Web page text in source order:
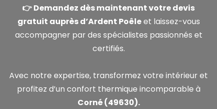
👉 Demandez dès maintenant votre devis
gratuit auprès d’Ardent Poêleet laissez-vous
accompagner par des spécialistes passionnés et
certifiés.
Avec notre expertise, transformez votre intérieur et
profitez d’un confort thermique incomparable à
Corné (49630).